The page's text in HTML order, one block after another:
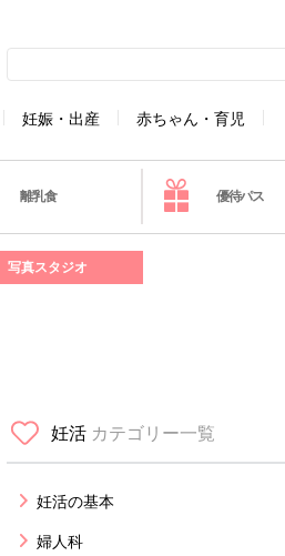
妊娠・出産 赤ちゃん・育児
離乳食 優待パス
写真スタジオ
妊活 カテゴリー一覧
妊活の基本
婦人科